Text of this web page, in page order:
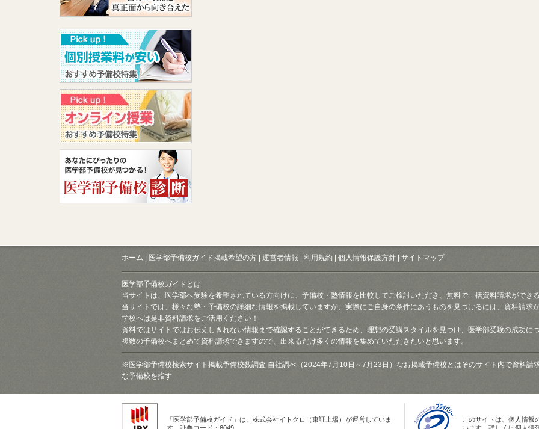
ホーム 医学部予備校ガイド掲載希望の方 運営者情報 利用規約 個人情報保護方針 サイトマップ
医学部予備校ガイドとは
当サイトは、医学部へ受験を希望されている方向けに、予備校・塾情報を比較してご検討いただき、無料で一括資料請求ができ
当サイトでは、様々な塾・予備校の詳細な情報を掲載していますが、実際にご自身の条件にあうものを見つけるには、資料請求
学校へは是非資料請求をご活用ください！
資料ではサイトではお伝えしきれない情報まで確認することができるため、理想の受講スタイルを見つけ、医学部受験の成功に
複数の予備校へまとめて資料請求できますので、出来るだけ多くの情報を集めていただきたいと思います。
※医学部予備校検索サイト掲載予備校数調査 自社調べ（2024年7月10日～7月23日）なお掲載予備校とはそのサイト内で資料請
な予備校を指す
「医学部予備校ガイド」は、株式会社イトクロ（東証上場）が運営していま
す。証券コード：6049
このサイトは、個人情報
います。詳しくは個人情